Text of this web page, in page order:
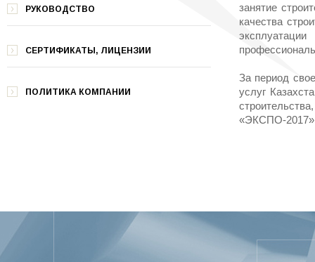
РУКОВОДСТВО
СЕРТИФИКАТЫ, ЛИЦЕНЗИИ
ПОЛИТИКА КОМПАНИИ
занятие
качества
За период
услуг
«ЭКСПО-2017»,